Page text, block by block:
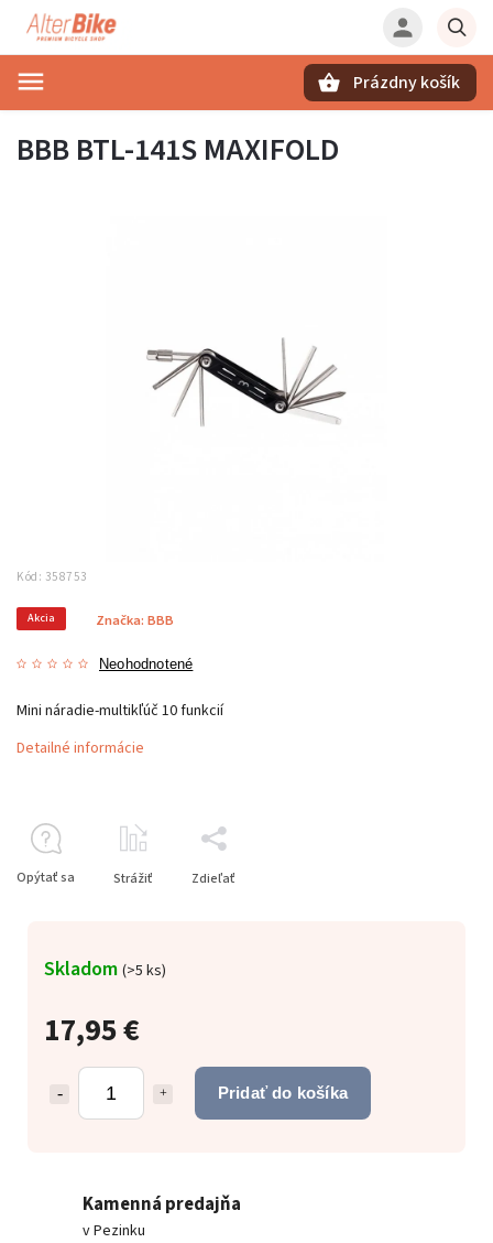
Prázdny košík
BBB BTL-141S MAXIFOLD
Kód: 358753
Akcia
Neohodnotené
Značka: BBB
17,95 €
Pridať do košíka
Skladom (>5 ks)
Mini náradie-multikľúč 10 funkcií
Detailné informácie
Opýtať sa Strážiť Zdieľať
Kamenná predajňa
v Pezinku